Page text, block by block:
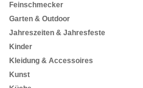
Feinschmecker
Garten & Outdoor
Jahreszeiten & Jahresfeste
Kinder
Kleidung & Accessoires
Kunst